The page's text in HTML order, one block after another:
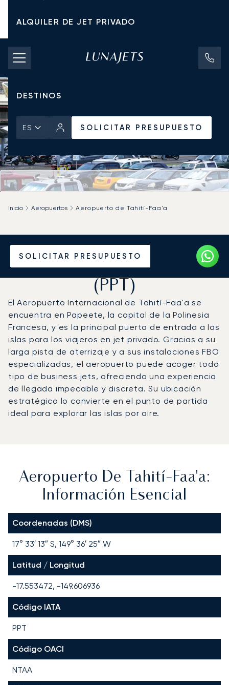
ALQUILER DE JET PRIVADO
TARIFAS DE CHÁRTER
JETS PRIVADOS
DESTINOS
ES SOLICITAR PRESUPUESTO
SOLICITAR PRESUPUESTO
Inicio Aeropuertos Aeropuerto de Tahití-Faa'a
Vuele en Jet Privado al
Aeropuerto de Tahití-Faa'a
(PPT)
El Aeropuerto Internacional de Tahití-Faa'a se
encuentra en Papeete, la capital de la Polinesia
Francesa, y es la principal puerta de entrada a las
islas para los viajeros en jet privado. Gracias a su
larga pista de aterrizaje y a sus instalaciones FBO
especializadas, el aeropuerto puede acoger todo
tipo de business jets, ofreciendo una experiencia
de llegada impecable y discreta. Su ubicación
estratégica lo convierte en el punto de partida
ideal para explorar las islas por aire.
Aeropuerto De Tahití-Faa'a:
Información Esencial
Coordenadas (DMS)
17° 33′ 13″ S, 149° 36′ 25″ W
Latitud / Longitud
-17.553472, -149.606936
Código IATA
PPT
Código OACI
NTAA